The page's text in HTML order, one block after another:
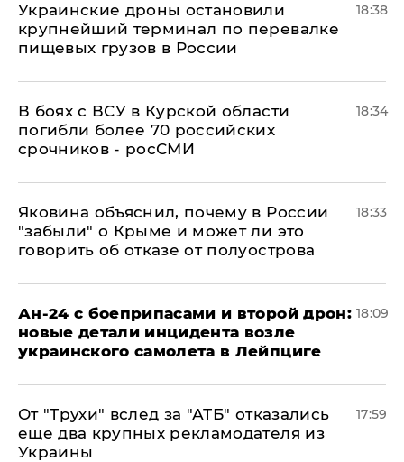
Украинские дроны остановили
крупнейший терминал по перевалке
пищевых грузов в России
18:38
В боях с ВСУ в Курской области
погибли более 70 российских
срочников - росСМИ
18:34
Яковина объяснил, почему в России
"забыли" о Крыме и может ли это
говорить об отказе от полуострова
18:33
Ан-24 с боеприпасами и второй дрон:
новые детали инцидента возле
украинского самолета в Лейпциге
18:09
От "Трухи" вслед за "АТБ" отказались
еще два крупных рекламодателя из
Украины
17:59